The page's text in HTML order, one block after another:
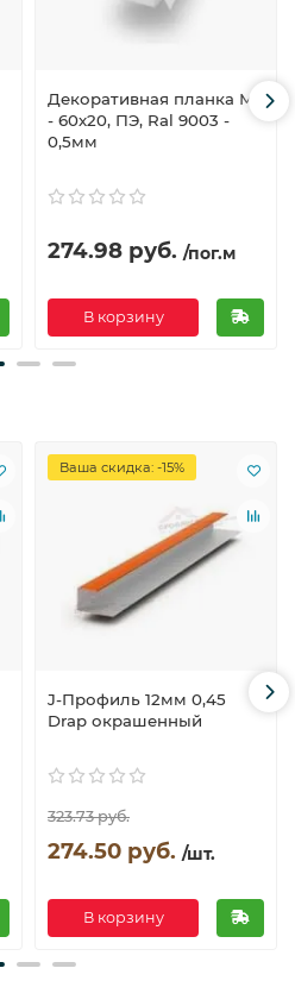
Декоративная планка М
- 60х20, ПЭ, Ral 9003 -
0,5мм
274.98 руб. /пог.м
В корзину
Ваша скидка: -15%
J-Профиль 12мм 0,45
Drap окрашенный
323.73 руб.
274.50 руб. /шт.
В корзину